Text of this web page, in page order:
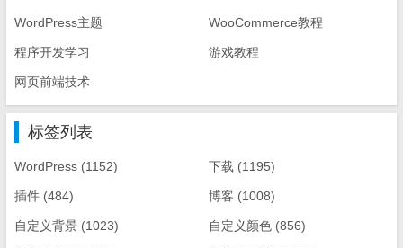
WordPress主题 WooCommerce教程
程序开发学习 游戏教程
网页前端技术
标签列表
WordPress (1152) 下载 (1195)
插件 (484) 博客 (1008)
自定义背景 (1023) 自定义颜色 (856)